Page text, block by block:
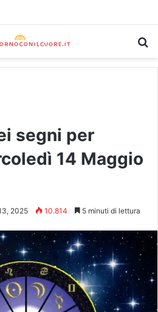
segni per
14 Maggio
2025 10.814 5 minuti di lettura